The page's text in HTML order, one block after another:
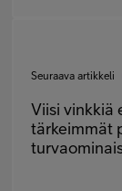
Seuraava artikkeli
Viisi vinkkiä
tärkeimmät